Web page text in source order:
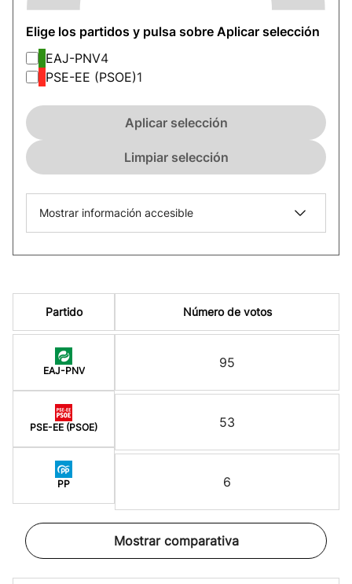
Elige los partidos y pulsa sobre Aplicar selección
EAJ-PNV4
PSE-EE (PSOE)1
Aplicar selección
Limpiar selección
Mostrar información accesible
Partido
EAJ-PNV
PSE-EE (PSOE)
PP
Número de votos
95
53
6
Mostrar comparativa